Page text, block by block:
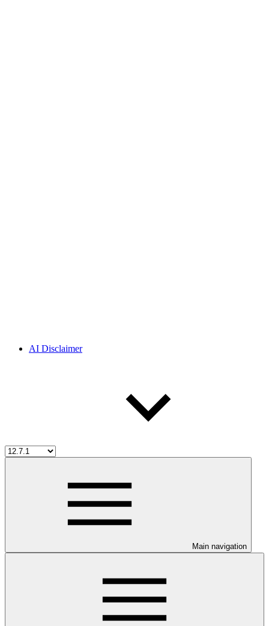
AI Disclaimer
Main navigation